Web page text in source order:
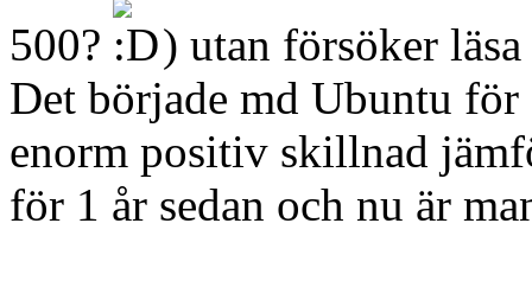
500?
) utan försöker
Det började md Ubuntu för
enorm positiv skillnad
för 1 år sedan och nu är